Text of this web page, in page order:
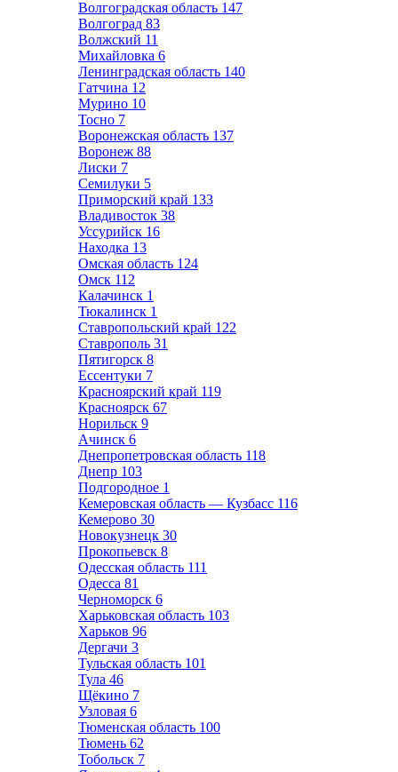
Волгоградская область 147
Волгоград 83
Волжский 11
Михайловка 6
Ленинградская область 140
Гатчина 12
Мурино 10
Тосно 7
Воронежская область 137
Воронеж 88
Лиски 7
Семилуки 5
Приморский край 133
Владивосток 38
Уссурийск 16
Находка 13
Омская область 124
Омск 112
Калачинск 1
Тюкалинск 1
Ставропольский край 122
Ставрополь 31
Пятигорск 8
Ессентуки 7
Красноярский край 119
Красноярск 67
Норильск 9
Ачинск 6
Днепропетровская область 118
Днепр 103
Подгородное 1
Кемеровская область — Кузбасс 116
Кемерово 30
Новокузнецк 30
Прокопьевск 8
Одесская область 111
Одесса 81
Черноморск 6
Харьковская область 103
Харьков 96
Дергачи 3
Тульская область 101
Тула 46
Щёкино 7
Узловая 6
Тюменская область 100
Тюмень 62
Тобольск 7